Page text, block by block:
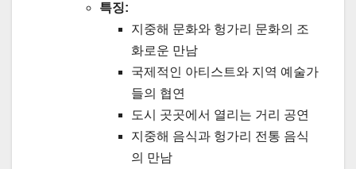
특징:
지중해 문화와 헝가리 문화의 조
화로운 만남
국제적인 아티스트와 지역 예술가
들의 협연
도시 곳곳에서 열리는 거리 공연
지중해 음식과 헝가리 전통 음식
의 만남